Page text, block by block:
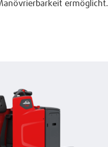
ermöglicht.